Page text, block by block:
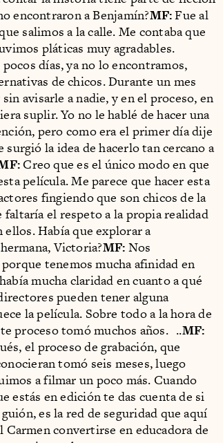
encontraron a Benjamín?MF:Fue al
salimos a la calle. Me contaba que
pláticas muy agradables.
días, ya no lo encontramos,
de chicos. Durante un mes
avisarle a nadie, y en el proceso, en
suplir. Yo no le hablé de hacer una
pero como era el primer día dije
surgió la idea de hacerlo tan cercano a
Creo que es el único modo en que
película. Me parece que hacer esta
fingiendo que son chicos de la
el respeto a la propia realidad
ellos. Había que explorar a
Victoria?MF: Nos
tenemos mucha afinidad en
mucha claridad en cuanto a qué
pueden tener alguna
la película. Sobre todo a la hora de
proceso tomó muchos años. ..MF:
el proceso de grabación, que
tomó seis meses, luego
a filmar un poco más. Cuando
estás en edición te das cuenta de si
es la red de seguridad que aquí
Carmen convertirse en educadora de